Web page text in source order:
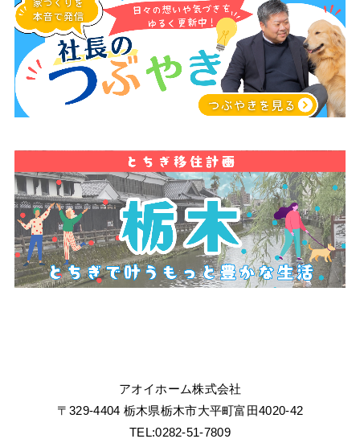
アオイホーム株式会社
〒329-4404 栃木県栃木市大平町富田4020-42
TEL:0282-51-7809